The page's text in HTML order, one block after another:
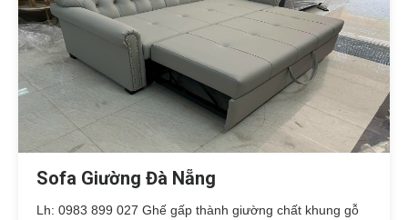
Sofa Giường Đà Nẵng
Lh: 0983 899 027 Ghế gấp thành giường chất khung gỗ